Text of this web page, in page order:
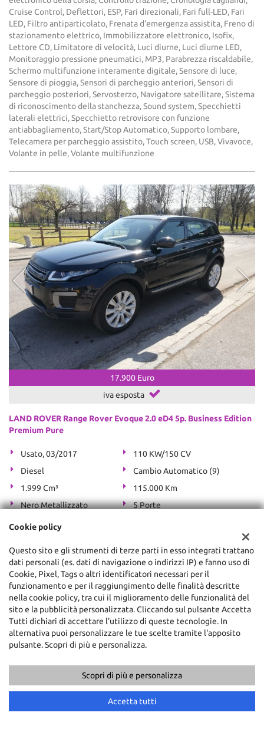
Cruise Control, Deflettori, ESP, Fari direzionali, Fari full-LED, Fari
LED, Filtro antiparticolato, Frenata d'emergenza assistita, Freno di
stazionamento elettrico, Immobilizzatore elettronico, Isofix,
Lettore CD, Limitatore di velocità, Luci diurne, Luci diurne LED,
Monitoraggio pressione pneumatici, MP3, Parabrezza riscaldabile,
Schermo multifunzione interamente digitale, Sensore di luce,
Sensore di pioggia, Sensori di parcheggio anteriori, Sensori di
parcheggio posteriori, Servosterzo, Navigatore satellitare, Sistema
di riconoscimento della stanchezza, Sound system, Specchietti
laterali elettrici, Specchietto retrovisore con funzione
antiabbagliamento, Start/Stop Automatico, Supporto lombare,
Telecamera per parcheggio assistito, Touch screen, USB, Vivavoce,
Volante in pelle, Volante multifunzione
17.900 Euro
iva esposta
LAND ROVER Range Rover Evoque 2.0 eD4 5p. Business Edition
Premium Pure
Usato, 03/2017
110 KW/150 CV
Diesel
Cambio Automatico (9)
1.999 Cm³
115.000 Km
Nero Metallizzato
5 Porte
Airbag, Airbag laterali, Airbag Passeggero, Airbag testa,
Cerchi in lega, Chiusura centralizzata, Climatizzatore,
Climatizzatore automatico, 3 zone, Controllo automatico clima,
Controllo elettronico della corsia, Controllo trazione, Cronologia
tagliandi, Cruise Control, Deflettori, Divisori per bagagliaio, ESP,
Fari bi-Xeno, Fari direzionali, Fari LED, Fari Xenon, Filtro
antiparticolato, Frenata d'emergenza assistita, Freno di
stazionamento elettrico, Immobilizzatore elettronico, Isofix,
Limitatore di velocità, Luce d'ambiente, Luci diurne, Monitoraggio
pressione pneumatici, Parabrezza riscaldabile, Sedile posteriore
parcheggio anteriori, Sensori di parcheggio posteriori,
Servosterzo, Sistema di avviso di distanza, Navigatore satellitare,
Specchietti laterali elettrici, Specchietto retrovisore con funzione
antiabbagliamento, Start/Stop Automatico, Telecamera per
Cookie policy
Questo sito e gli strumenti di terze parti in esso integrati trattano
dati personali (es. dati di navigazione o indirizzi IP) e fanno uso di
Cookie, Pixel, Tags o altri identificatori necessari per il
funzionamento e per il raggiungimento delle finalità descritte
nella cookie policy, tra cui il miglioramento delle funzionalità del
sito e la pubblicità personalizzata. Cliccando sul pulsante Accetta
Tutti dichiari di accettare l'utilizzo di queste tecnologie. In
alternativa puoi personalizzare le tue scelte tramite l'apposito
pulsante. Scopri di più e personalizza.
Scopri di più e personalizza
Accetta tutti